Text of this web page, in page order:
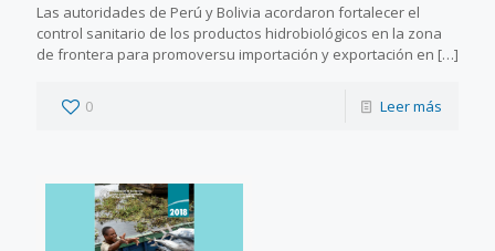
Las autoridades de Perú y Bolivia acordaron fortalecer el
control sanitario de los productos hidrobiológicos en la zona
de frontera para promoversu importación y exportación en […]
0 Leer más